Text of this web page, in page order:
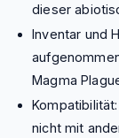
dieser
Inventar und
Magma
nicht mit